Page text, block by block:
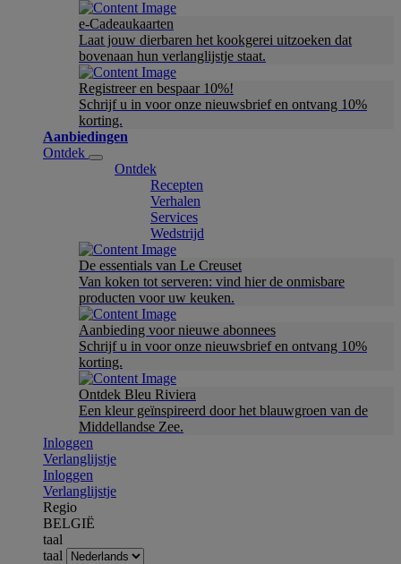
e-Cadeaukaarten
Laat jouw dierbaren het kookgerei uitzoeken dat
bovenaan hun verlanglijstje staat.
Registreer en bespaar 10%!
Schrijf u in voor onze nieuwsbrief en ontvang 10%
korting.
Aanbiedingen
Ontdek
Ontdek
Recepten
Verhalen
Services
Wedstrijd
De essentials van Le Creuset
Van koken tot serveren: vind hier de onmisbare
producten voor uw keuken.
Aanbieding voor nieuwe abonnees
Schrijf u in voor onze nieuwsbrief en ontvang 10%
korting.
Ontdek Bleu Riviera
Een kleur geïnspireerd door het blauwgroen van de
Middellandse Zee.
Inloggen
Verlanglijstje
Inloggen
Verlanglijstje
Regio
BELGIË
taal
taal